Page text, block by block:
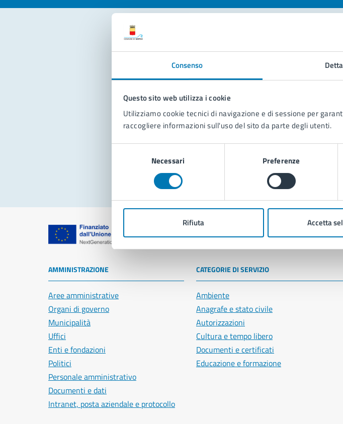
Consenso
Questo sito web utilizza i cookie
Utilizziamo cookie tecnici di navigazione e di sessione per
raccogliere informazioni sull'uso del sito da parte degli utenti.
Necessari Preferenze
Rifiuta Accetta
Contatta il comune
Richiedi assistenza
Prenota appuntamento
Problemi in città
Segnala disservizio
Comune di Napoli
AMMINISTRAZIONE
Aree amministrative
Organi di governo
Municipalità
Uffici
Enti e fondazioni
Politici
Personale amministrativo
Documenti e dati
Intranet, posta aziendale e protocollo
CATEGORIE DI SERVIZIO
Ambiente
Anagrafe e stato civile
Autorizzazioni
Cultura e tempo libero
Documenti e certificati
Educazione e formazione